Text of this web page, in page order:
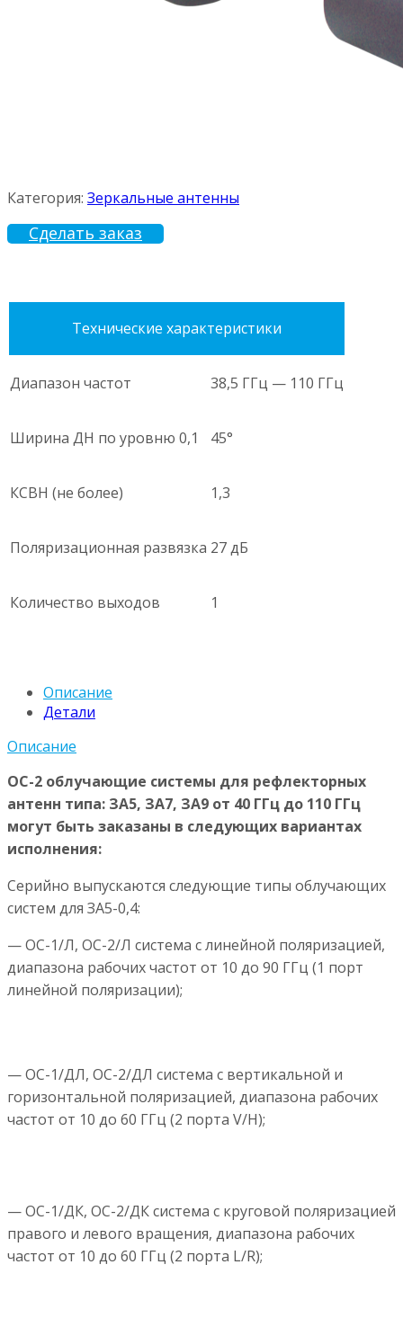
Категория: Зеркальные антенны
Сделать заказ
Технические характеристики
Диапазон частот 38,5 ГГц — 110 ГГц
Ширина ДН по уровню 0,1 45°
КСВН (не более) 1,3
Поляризационная развязка 27 дБ
Количество выходов 1
Описание
Детали
Описание
ОС-2 облучающие системы для рефлекторных
антенн типа: ЗА5, ЗА7, ЗА9 от 40 ГГц до 110 ГГц
могут быть заказаны в следующих вариантах
исполнения:
Серийно выпускаются следующие типы облучающих
систем для ЗА5-0,4:
— ОС-1/Л, ОС-2/Л система с линейной поляризацией,
диапазона рабочих частот от 10 до 90 ГГц (1 порт
линейной поляризации);
— ОС-1/ДЛ, ОС-2/ДЛ система с вертикальной и
горизонтальной поляризацией, диапазона рабочих
частот от 10 до 60 ГГц (2 порта V/H);
— ОС-1/ДК, ОС-2/ДК система с круговой поляризацией
правого и левого вращения, диапазона рабочих
частот от 10 до 60 ГГц (2 порта L/R);